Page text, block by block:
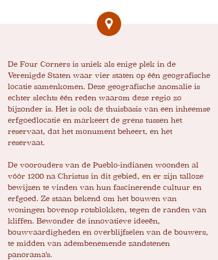
De Four Corners is uniek als enige plek in de
Verenigde Staten waar vier staten op één geografische
locatie samenkomen. Deze geografische anomalie is
echter slechts één reden waarom deze regio zo
bijzonder is. Het is ook de thuisbasis van een inheemse
erfgoedlocatie en markeert de grens tussen het
reservaat, dat het monument beheert, en het
reservaat.
De voorouders van de Pueblo-indianen woonden al
vóór 1200 na Christus in dit gebied, en er zijn talloze
bewijzen te vinden van hun fascinerende cultuur en
erfgoed. Ze staan ​​bekend om het bouwen van
woningen bovenop rotsblokken, tegen de randen van
kliffen. Bewonder de innovatieve ideeën,
bouwvaardigheden en overblijfselen van de bouwers,
te midden van adembenemende zandstenen
panorama's.